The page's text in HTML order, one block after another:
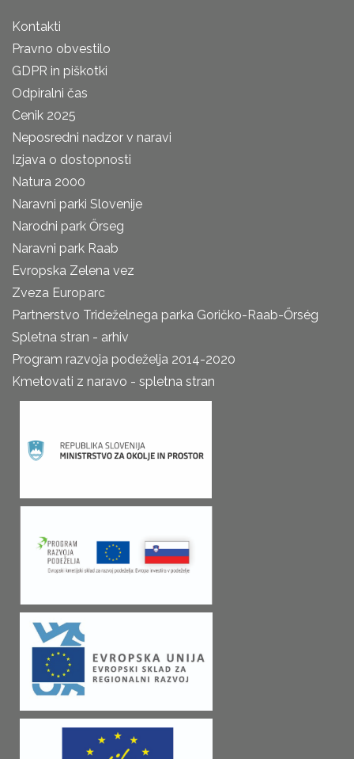
Kontakti
Pravno obvestilo
GDPR in piškotki
Odpiralni čas
Cenik 2025
Neposredni nadzor v naravi
Izjava o dostopnosti
Natura 2000
Naravni parki Slovenije
Narodni park Őrseg
Naravni park Raab
Evropska Zelena vez
Zveza Europarc
Partnerstvo Trideželnega parka Goričko-Raab-Őrség
Spletna stran - arhiv
Program razvoja podeželja 2014-2020
Kmetovati z naravo - spletna stran